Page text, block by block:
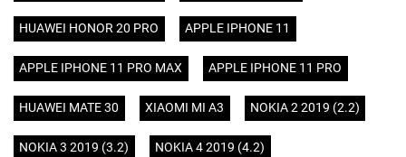
HUAWEI HONOR 20 PRO APPLE IPHONE 11
APPLE IPHONE 11 PRO MAX APPLE IPHONE 11 PRO
HUAWEI MATE 30 XIAOMI MI A3 NOKIA 2 2019 (2.2)
NOKIA 3 2019 (3.2) NOKIA 4 2019 (4.2)